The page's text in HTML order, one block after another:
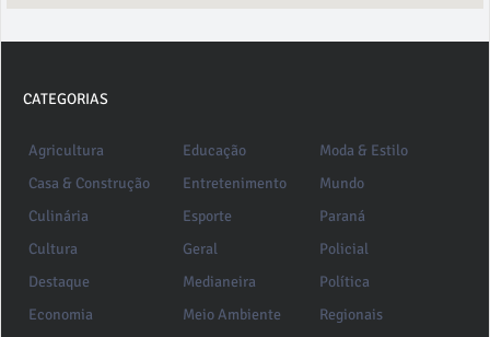
CATEGORIAS
Agricultura
Casa & Construção
Culinária
Cultura
Destaque
Economia
Educação
Entretenimento
Esporte
Geral
Medianeira
Meio Ambiente
Moda & Estilo
Mundo
Paraná
Policial
Política
Regionais